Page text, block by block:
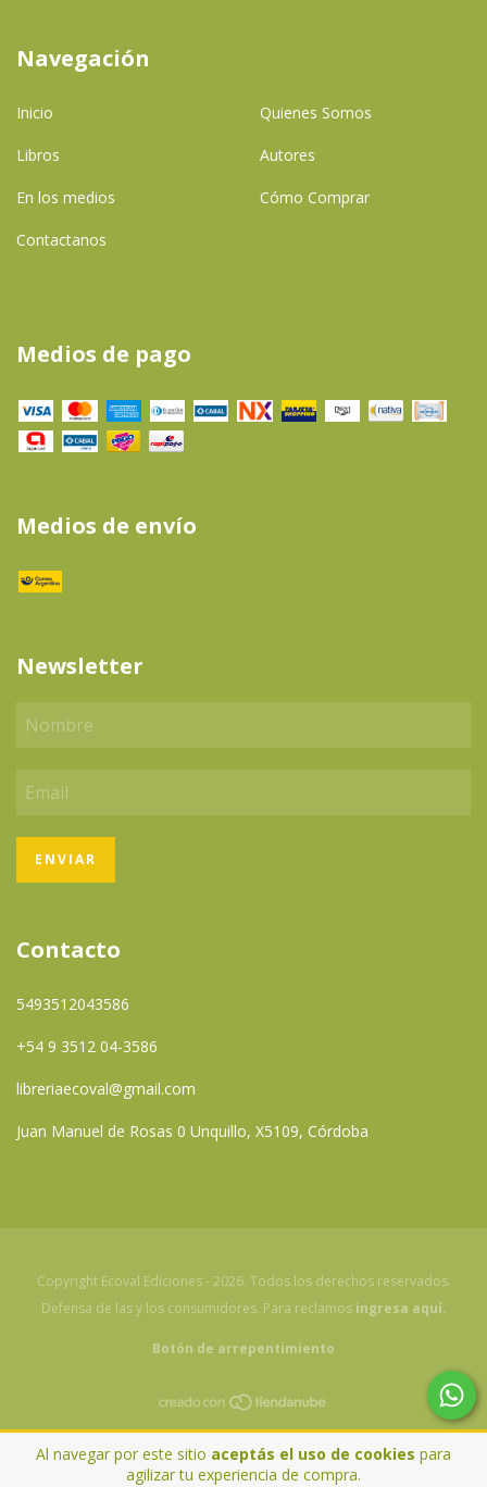
Al navegar por este sitio aceptás el uso de cookies para
agilizar tu experiencia de compra.
Navegación
Inicio Quienes Somos
Libros Autores
En los medios Cómo Comprar
Contactanos
Medios de pago
Medios de envío
Newsletter
Contacto
5493512043586
+54 9 3512 04-3586
libreriaecoval@gmail.com
Juan Manuel de Rosas 0 Unquillo, X5109, Córdoba
Copyright Ecoval Ediciones - 2026. Todos los derechos reservados.
Defensa de las y los consumidores. Para reclamos ingresa aquí.
Botón de arrepentimiento